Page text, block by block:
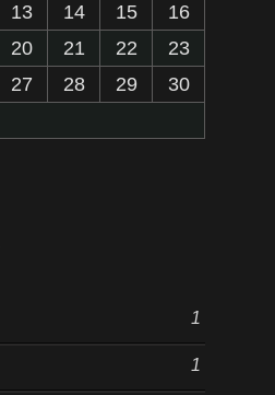
13 14 15
16
20 21 22
23
27 28 29
30
1
1